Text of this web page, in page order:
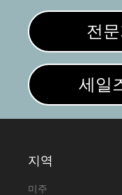
전
세일
지역
미주